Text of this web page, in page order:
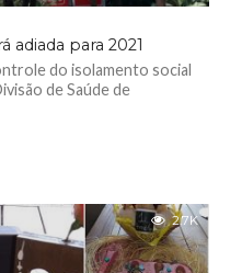
adiada para 2021
do isolamento social
de Saúde de
2.7K